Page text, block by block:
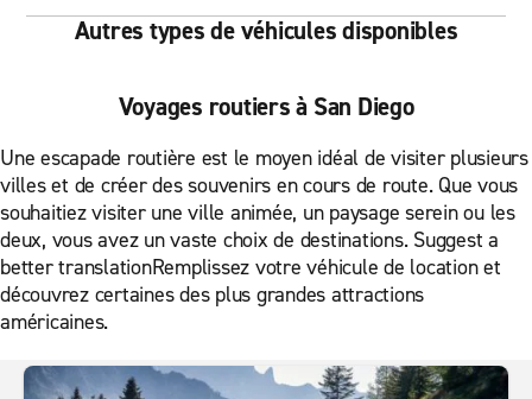
Autres types de véhicules disponibles
Voyages routiers à San Diego
Une escapade routière est le moyen idéal de visiter plusieurs
villes et de créer des souvenirs en cours de route. Que vous
souhaitiez visiter une ville animée, un paysage serein ou les
deux, vous avez un vaste choix de destinations. Suggest a
better translationRemplissez votre véhicule de location et
découvrez certaines des plus grandes attractions
américaines.